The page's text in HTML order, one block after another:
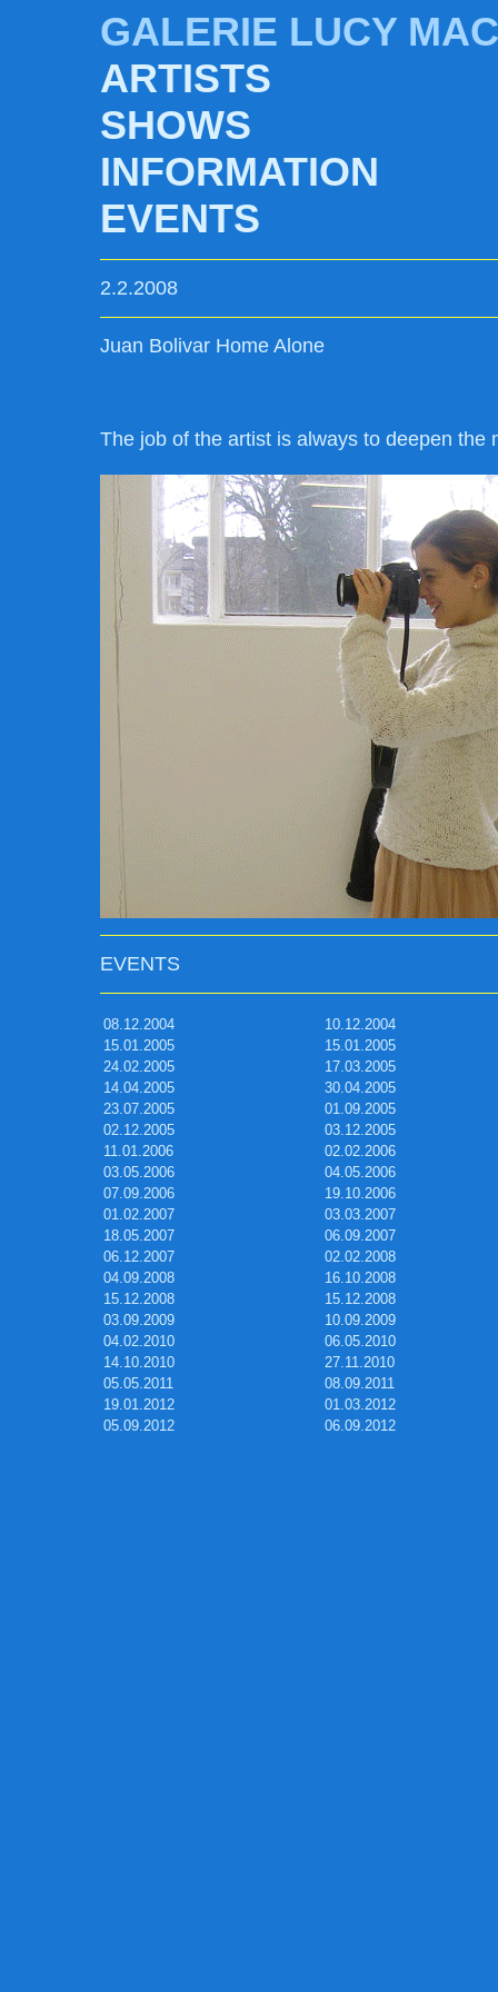
GALERIE LUCY
ARTISTS
SHOWS
INFORMATION
EVENTS
2.2.2008
Juan Bolivar Home Alone
The job of the artist is always to deepen the
EVENTS
08.12.2004
10.12.2004
15.01.2005
15.01.2005
24.02.2005
17.03.2005
14.04.2005
30.04.2005
23.07.2005
01.09.2005
02.12.2005
03.12.2005
11.01.2006
02.02.2006
03.05.2006
04.05.2006
07.09.2006
19.10.2006
01.02.2007
03.03.2007
18.05.2007
06.09.2007
06.12.2007
02.02.2008
04.09.2008
16.10.2008
15.12.2008
15.12.2008
03.09.2009
10.09.2009
04.02.2010
06.05.2010
14.10.2010
27.11.2010
05.05.2011
08.09.2011
19.01.2012
01.03.2012
05.09.2012
06.09.2012